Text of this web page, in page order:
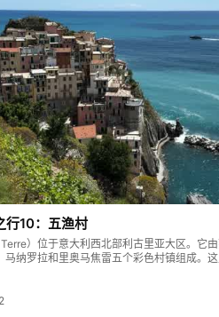
笑边干活，倒也不觉得累。 渐渐地，到了八九点，太阳也开
始毒了起来，白亮亮的，让人感到阵阵灼烧。
淌出，额头上的汗水还没来得及滴落到地面
蒸发得无影踪了。耳边，是知了歇斯底里的
蛇一般地在麦丛间游来游去，迎面扑来阵阵
里只盼着早点放倒所有的麦子。酷热，咬个
去，最让人难以忍受地就是脚踝跟手臂上，那
破的地方，汗水浸润后，钻心地刺痛。看看父
依然都在俯下身子挥动着镰刀。等到好不容易
用架子车一车一车地把麦子拉到麦场，摊开
下午碾场结束了，要集麦，这是令我们孩子
了。大人们把麦秸堆成高高的麦垛。他们把
到堆积有一人多高的麦垛上时，我们就在麦
一脚浅一脚地把虚空的地方踩实。有时，一
垛边溜了下来，惹得全场上的人哈哈大笑起
顾不上屁股摔得生疼，在大人的帮忙下又爬上
孩子的作用在这个时候也充分“重要”起来。 麦收季节的尾声
便是晒麦子。晒麦子的时候，那时麻雀之类的
是，大人们便把赶鸟雀的任务交给我们孩子了。 我们几
一下。有时，大人们高兴了，奖励五分或者一
行10：五渔村
）位于意大利西北部利古里亚大区。它
马纳罗拉和里奥马焦雷五个彩色村镇组成。
被列为世界文化遗产。